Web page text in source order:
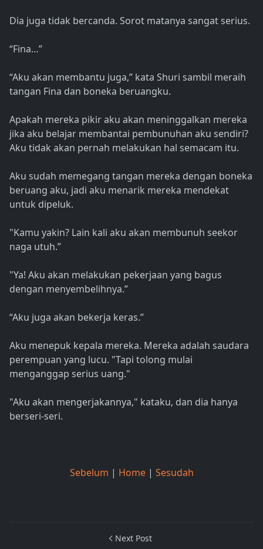
Dia juga tidak bercanda. Sorot matanya sangat serius.
“Fina…”
“Aku akan membantu juga,” kata Shuri sambil meraih
tangan Fina dan boneka beruangku.
Apakah mereka pikir aku akan meninggalkan mereka
jika aku belajar membantai pembunuhan aku sendiri?
Aku tidak akan pernah melakukan hal semacam itu.
Aku sudah memegang tangan mereka dengan boneka
beruang aku, jadi aku menarik mereka mendekat
untuk dipeluk.
"Kamu yakin? Lain kali aku akan membunuh seekor
naga utuh.”
"Ya! Aku akan melakukan pekerjaan yang bagus
dengan menyembelihnya.”
“Aku juga akan bekerja keras.”
Aku menepuk kepala mereka. Mereka adalah saudara
perempuan yang lucu. "Tapi tolong mulai
menganggap serius uang."
"Aku akan mengerjakannya," kataku, dan dia hanya
berseri-seri.
Sebelum | Home | Sesudah
Next Post